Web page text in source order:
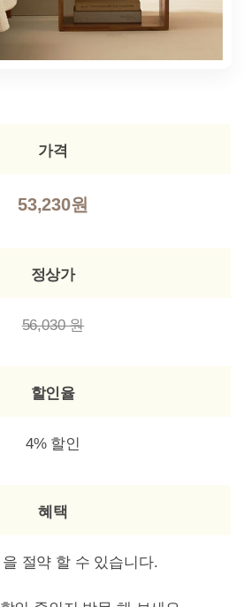
가격
53,230원
정상가
56,030 원
할인율
4% 할인
혜택
을 절약 할 수 있습니다.